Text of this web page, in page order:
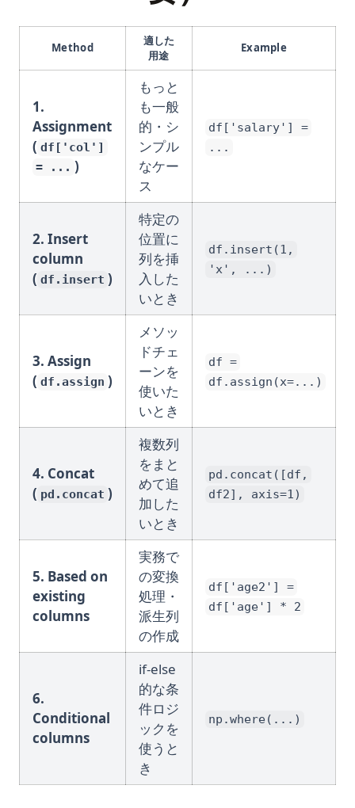
Method
適した
用途
Example
1.
Assignment
( df['col']
= ... )
もっと
も一般
的・シ
ンプル
なケー
ス
df['salary'] =
...
2. Insert
column
( df.insert )
特定の
位置に
列を挿
入した
いとき
df.insert(1,
'x', ...)
3. Assign
( df.assign )
メソッ
ドチェ
ーンを
使いた
いとき
df =
df.assign(x=...)
4. Concat
( pd.concat )
複数列
をまと
めて追
加した
いとき
pd.concat([df,
df2], axis=1)
5. Based on
existing
columns
実務で
の変換
処理・
派生列
の作成
df['age2'] =
df['age'] * 2
6.
Conditional
columns
if-else
的な条
件ロジ
ックを
使うと
き
np.where(...)